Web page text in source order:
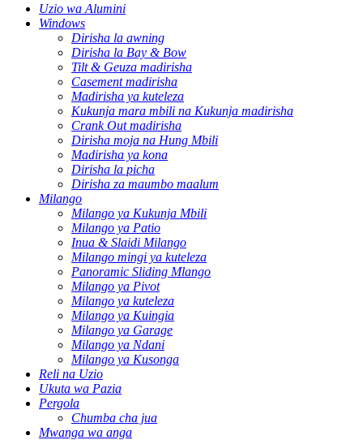
Uzio wa Alumini
Windows
Dirisha la awning
Dirisha la Bay & Bow
Tilt & Geuza madirisha
Casement madirisha
Madirisha ya kuteleza
Kukunja mara mbili na Kukunja madirisha
Crank Out madirisha
Dirisha moja na Hung Mbili
Madirisha ya kona
Dirisha la picha
Dirisha za maumbo maalum
Milango
Milango ya Kukunja Mbili
Milango ya Patio
Inua & Slaidi Milango
Milango mingi ya kuteleza
Panoramic Sliding Mlango
Milango ya Pivot
Milango ya kuteleza
Milango ya Kuingia
Milango ya Garage
Milango ya Ndani
Milango ya Kusonga
Reli na Uzio
Ukuta wa Pazia
Pergola
Chumba cha jua
Mwanga wa anga